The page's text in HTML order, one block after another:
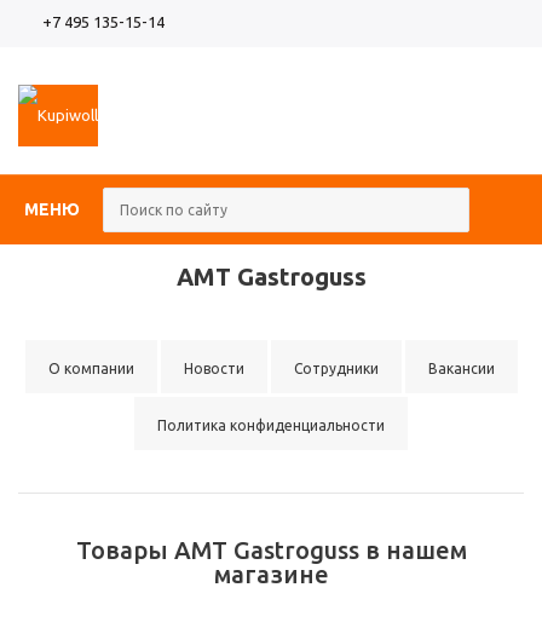
+7 495 135-15-14
МЕНЮ
AMT Gastroguss
О компании Новости Сотрудники Вакансии
Политика конфиденциальности
Товары AMT Gastroguss в нашем
магазине